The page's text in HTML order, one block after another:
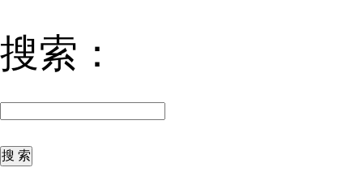
搜索：